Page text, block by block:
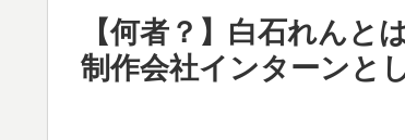
【何者？】白石れんと
制作会社インターンと